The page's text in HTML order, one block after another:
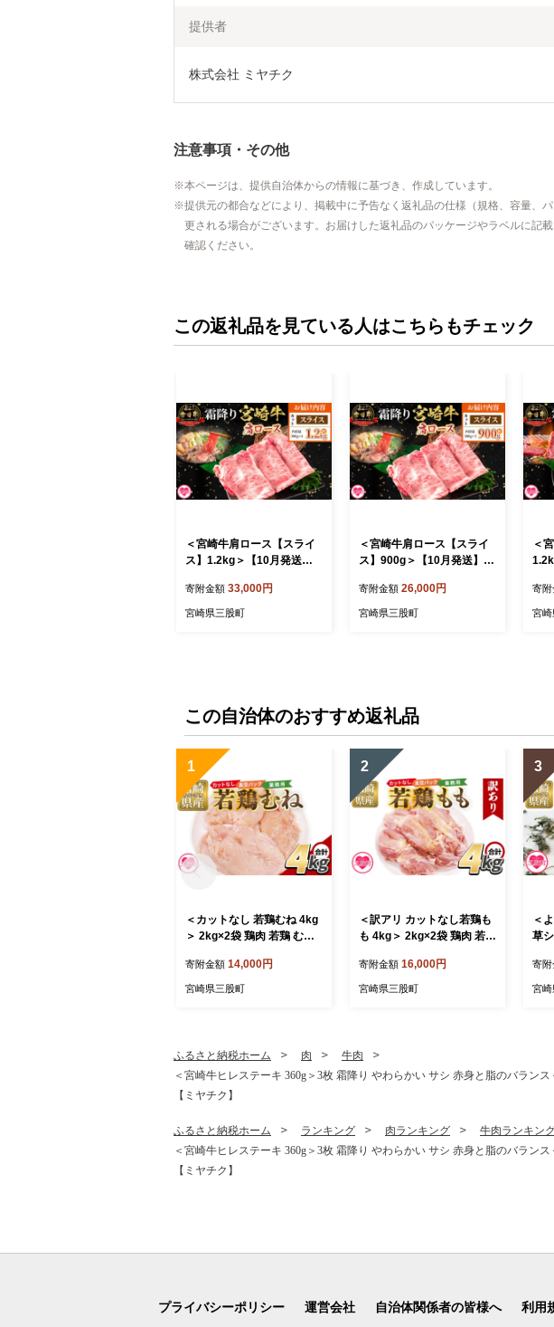
提供者
株式会社 ミヤチク
注意事項・その他
本ページは、提供自治体からの情報に基づき、作成しています。
提供元の都合などにより、掲載中に予告なく返礼品の仕様（規格、容量、
更される場合がございます。お届けした返礼品のパッケージやラベルに記
確認ください。
この返礼品を見ている人はこちらもチェック
＜宮崎牛肩ロース【スライ
ス】1.2kg＞【10月発送】
身と脂のバランス 炒め物 肉
料理 ご馳走 国産 高級 ブラ
寄附金額 33,000円
宮崎県三股町
＜宮崎牛肩ロース【スライ
ス】900g＞【10月発送】霜
と脂のバランス 炒め物 肉料
理 ご馳走 国産 高級 ブラン
寄附金額 26,000円
宮崎県三股町
＜
脂
ご
寄附
宮崎
この自治体のおすすめ返礼品
1
＜カットなし 若鶏むね 4kg
＞ 2kg×2袋 鶏肉 若鶏 むね
肉 普段使い 料理 詰め合わ
せ 精肉 県産 国産 炒め物 煮
65-tr】【TRINITY】
寄附金額 14,000円
宮崎県三股町
2
＜訳アリ カットなし若鶏も
も 4kg＞ 2kg×2袋 鶏肉 若鶏
揚げ肉 普段使い 料理 詰め
合わせ 精肉 県産 国産 炒め
ク 冷凍【MI764-tr】【TRIN
寄附金額 16,000円
宮崎県三股町
3
＜
草
品
ジ
寄附
宮崎
ふるさと納税ホーム 肉
牛肉
＜宮崎牛ヒレステーキ 360g＞3枚 霜降り やわらかい サシ 赤身と脂のバラン
【ミヤチク】
ふるさと納税ホーム ランキング 肉ランキング
牛肉ランキン
＜宮崎牛ヒレステーキ 360g＞3枚 霜降り やわらかい サシ 赤身と脂のバラン
【ミヤチク】
プライバシーポリシー 運営会社 自治体関係者の皆様へ 利用